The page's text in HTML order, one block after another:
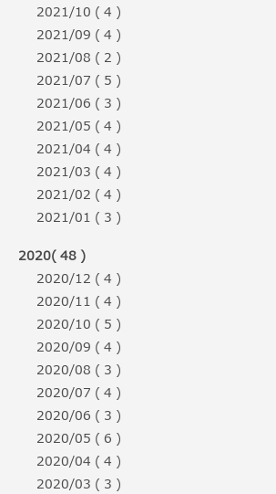
2021/10 ( 4 )
2021/09 ( 4 )
2021/08 ( 2 )
2021/07 ( 5 )
2021/06 ( 3 )
2021/05 ( 4 )
2021/04 ( 4 )
2021/03 ( 4 )
2021/02 ( 4 )
2021/01 ( 3 )
2020( 48 )
2020/12 ( 4 )
2020/11 ( 4 )
2020/10 ( 5 )
2020/09 ( 4 )
2020/08 ( 3 )
2020/07 ( 4 )
2020/06 ( 3 )
2020/05 ( 6 )
2020/04 ( 4 )
2020/03 ( 3 )